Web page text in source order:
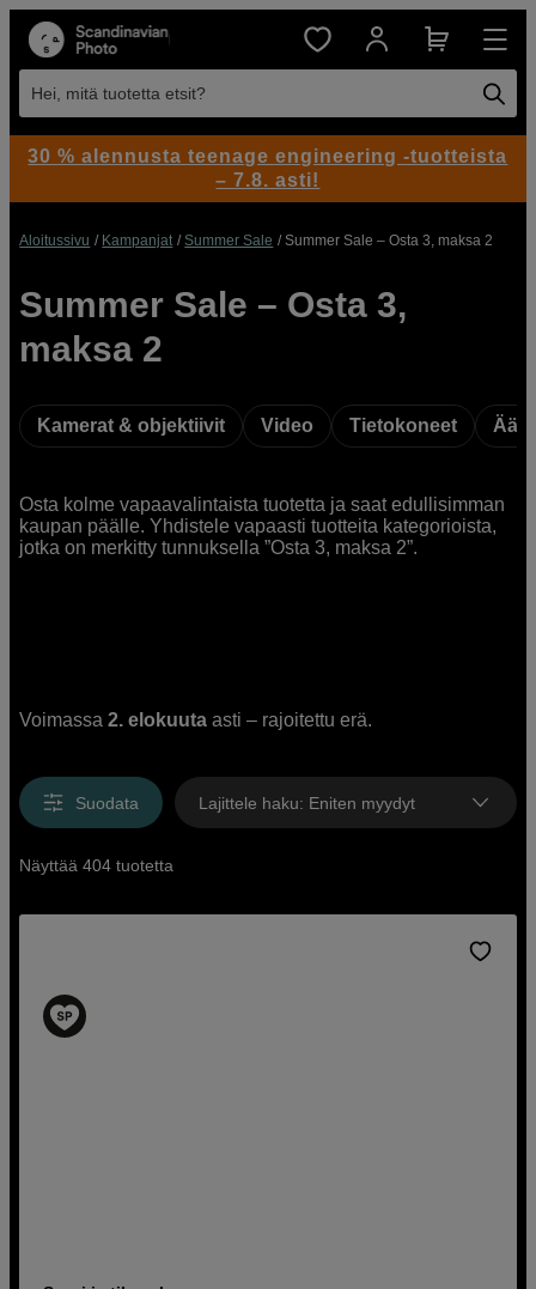
Hei, mitä tuotetta etsit?
Aloitussivu Kampanjat Summer Sale Summer Sale – Osta 3, maksa 2
Summer Sale – Osta 3,
maksa 2
Kamerat & objektiivit Video Tietokoneet Ääni
Osta kolme vapaavalintaista tuotetta ja saat edullisimman
kaupan päälle. Yhdistele vapaasti tuotteita kategorioista,
jotka on merkitty tunnuksella ”Osta 3, maksa 2”.
Voimassa2. elokuuta asti – rajoitettu erä.
Suodata Lajittele haku: Eniten myydyt
Näyttää 404 tuotetta
30 % alennusta teenage engineering -tuotteista
– 7.8. asti!